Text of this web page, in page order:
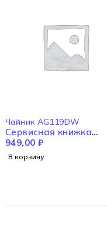
Чайник AG119DW
Сервисная книжка
AG119DW
949,00 ₽
В корзину